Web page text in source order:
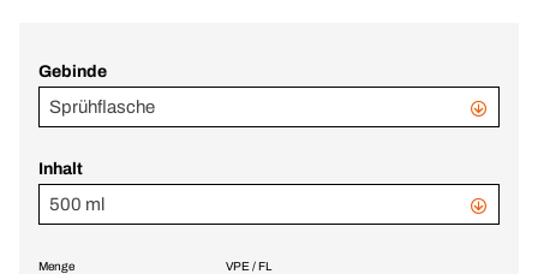
Gebinde
Sprühflasche
Inhalt
500 ml
VPE / FL
Menge